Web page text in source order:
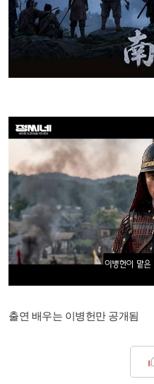
출연 배우는 이병헌만 공개됨